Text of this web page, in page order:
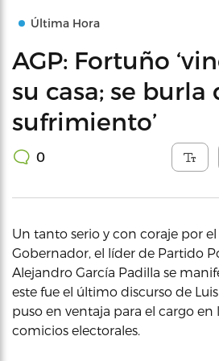
Última Hora
AGP: Fortuño
su casa; se burla
sufrimiento’
0
Un tanto serio y con coraje por
Gobernador, el líder de Partido
Alejandro García Padilla se
este fue el último discurso de
puso en ventaja para el cargo en
comicios electorales.